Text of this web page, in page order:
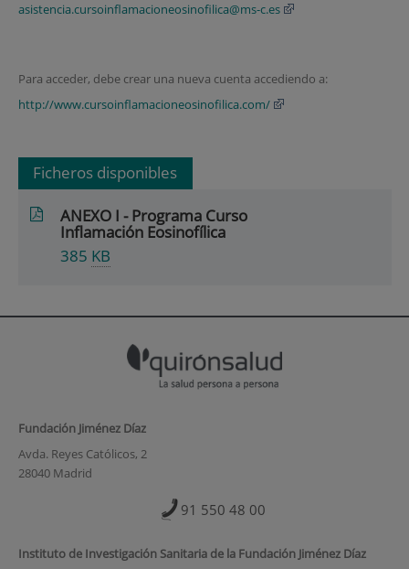
asistencia.cursoinflamacioneosinofilica@ms-c.es
Para acceder, debe crear una nueva cuenta accediendo a:
http://www.cursoinflamacioneosinofilica.com/
Ficheros disponibles
ANEXO I - Programa Curso
Inflamación Eosinofílica
385 KB
Fundación Jiménez Díaz
Avda. Reyes Católicos, 2
28040 Madrid
91 550 48 00
Instituto de Investigación Sanitaria de la Fundación Jiménez Díaz